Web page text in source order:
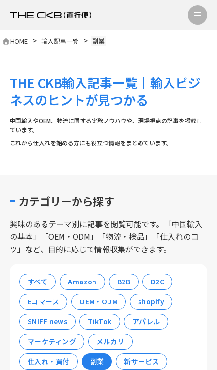
HOME > 輸入記事一覧 > 副業
THE CKB輸入記事一覧｜輸入ビジ
ネスのヒントが見つかる
中国輸入やOEM、物流に関する実務ノウハウや、現場視点の記事を掲載し
ています。
これから仕入れを始める方にも役立つ情報をまとめています。
カテゴリーから探す
興味のあるテーマ別に記事を閲覧可能です。「中国輸入
の基本」「OEM・ODM」「物流・検品」「仕入れのコ
ツ」など、目的に応じて情報収集ができます。
すべて Amazon B2B D2C
Eコマース OEM・ODM shopify
SNIFF news TikTok アパレル
マーケティング メルカリ
仕入れ・買付 副業 新サービス